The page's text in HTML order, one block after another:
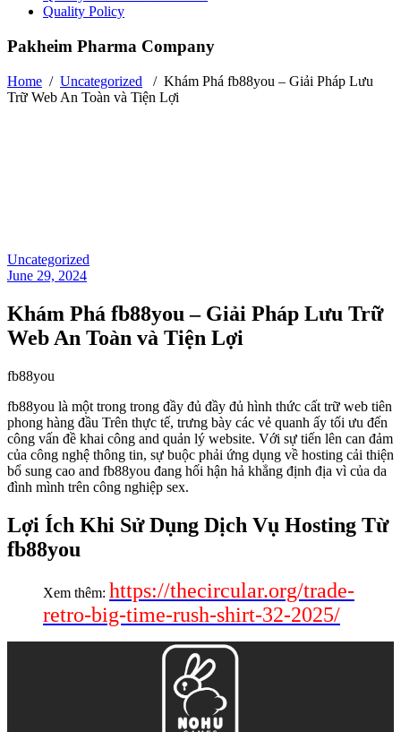
Quality Policy
Pakheim Pharma Company
Home / Uncategorized / Khám Phá fb88you – Giải Pháp Lưu
Trữ Web An Toàn và Tiện Lợi
Uncategorized
June 29, 2024
Khám Phá fb88you – Giải Pháp Lưu Trữ
Web An Toàn và Tiện Lợi
fb88you
fb88you là một trong trong đầy đủ đầy đủ hình thức cất trữ web tiên
phong hàng đầu Trên thực tế, trưng bày các vẻ quanh ấy tối ưu đến
công vấn đề khai công and quản lý website. Với sự tiến lên can đảm
của công nghệ thông tin, sự buộc phải ứng dụng về hosting cải thiện
bổ sung cao and fb88you đang hối hận hả khẳng định địa vì của da
đình mình trên công nghiệp sex.
Lợi Ích Khi Sử Dụng Dịch Vụ Hosting Từ
fb88you
Xem thêm: https://thecircular.org/trade-
retro-big-time-rush-shirt-32-2025/